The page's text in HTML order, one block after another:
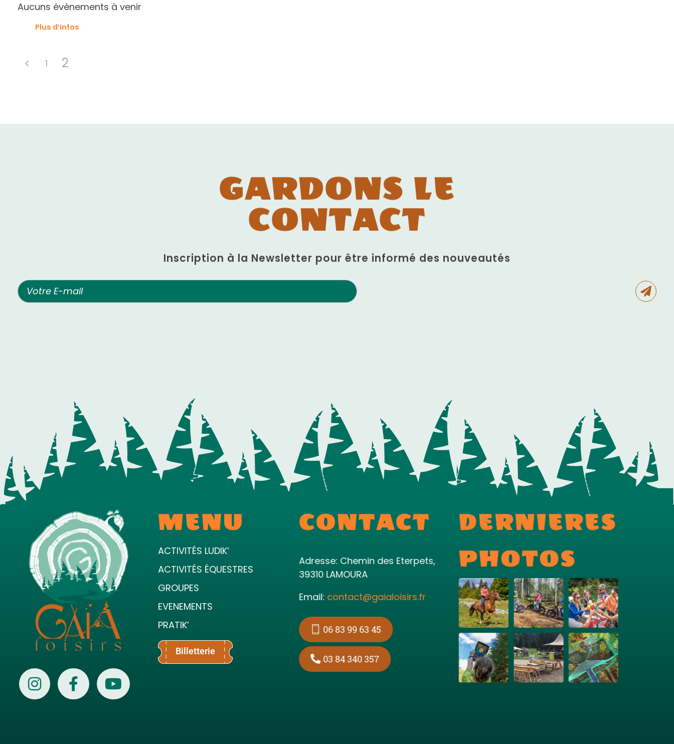
Aucuns évènements à venir
Plus d’infos
1 2
GARDONS LE
CONTACT
Inscription à la Newsletter pour être informé des nouveautés
MENU
ACTIVITÉS LUDIK’
ACTIVITÉS ÉQUESTRES
GROUPES
EVENEMENTS
PRATIK’
Billetterie
CONTACT
Adresse: Chemin des Eterpets,
39310 LAMOURA
Email: contact@gaialoisirs.fr
06 83 99 63 45
03 84 340 357
DERNIERES
PHOTOS